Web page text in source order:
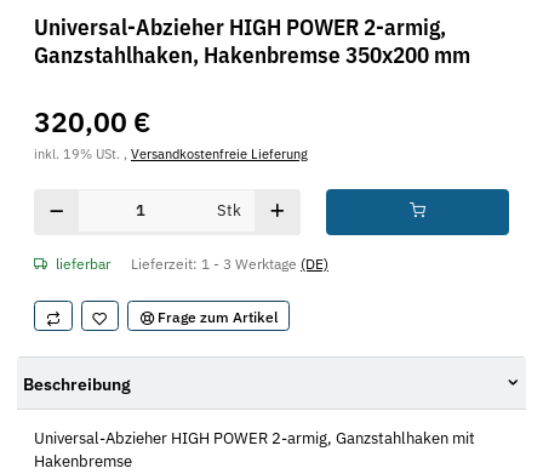
Universal-Abzieher HIGH POWER 2-armig,
Ganzstahlhaken, Hakenbremse 350x200 mm
320,00 €
inkl. 19% USt. , Versandkostenfreie Lieferung
Stk
lieferbar Lieferzeit: 1 - 3 Werktage (DE)
Frage zum Artikel
Beschreibung
Universal-Abzieher HIGH POWER 2-armig, Ganzstahlhaken mit
Hakenbremse